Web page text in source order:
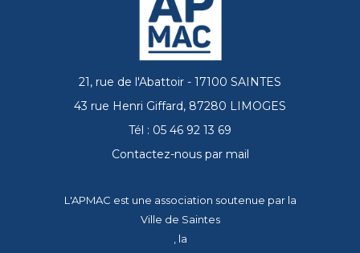
21, rue de l'Abattoir - 17100 SAINTES
43 rue Henri Giffard, 87280 LIMOGES
Tél : 05 46 92 13 69
Contactez-nous par mail
L'APMAC est une association soutenue par la
Ville de Saintes
, la